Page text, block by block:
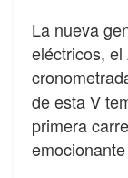
La nueva
eléctricos,
de esta V
primera